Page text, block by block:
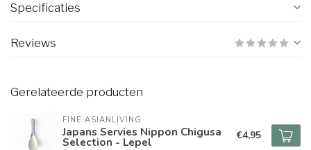
Specificaties
Reviews
Gerelateerde producten
FINE ASIANLIVING
Japans Servies Nippon Chigusa
Selection - Lepel €4,95